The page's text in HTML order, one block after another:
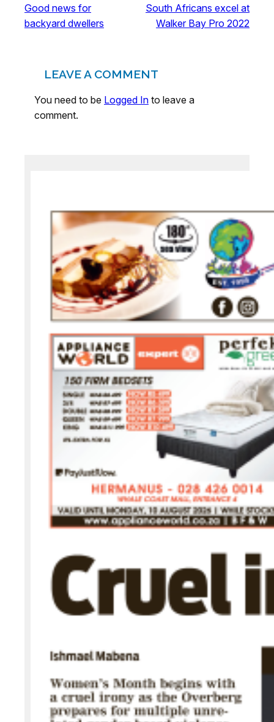
Good news for
backyard dwellers
South Africans excel at
Walker Bay Pro 2022
LEAVE A COMMENT
You need to be Logged In to leave a
comment.